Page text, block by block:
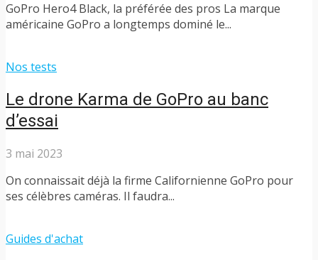
GoPro Hero4 Black, la préférée des pros La marque
américaine GoPro a longtemps dominé le...
Nos tests
Le drone Karma de GoPro au banc
d’essai
3 mai 2023
On connaissait déjà la firme Californienne GoPro pour
ses célèbres caméras. Il faudra...
Guides d'achat